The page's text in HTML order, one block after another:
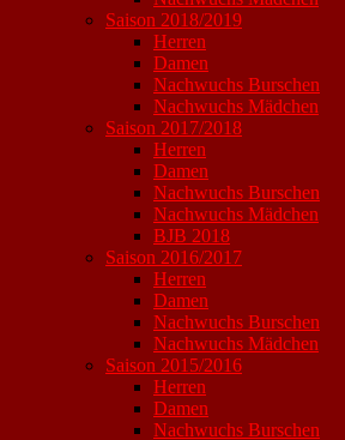
Saison 2018/2019
Herren
Damen
Nachwuchs Burschen
Nachwuchs Mädchen
Saison 2017/2018
Herren
Damen
Nachwuchs Burschen
Nachwuchs Mädchen
BJB 2018
Saison 2016/2017
Herren
Damen
Nachwuchs Burschen
Nachwuchs Mädchen
Saison 2015/2016
Herren
Damen
Nachwuchs Burschen